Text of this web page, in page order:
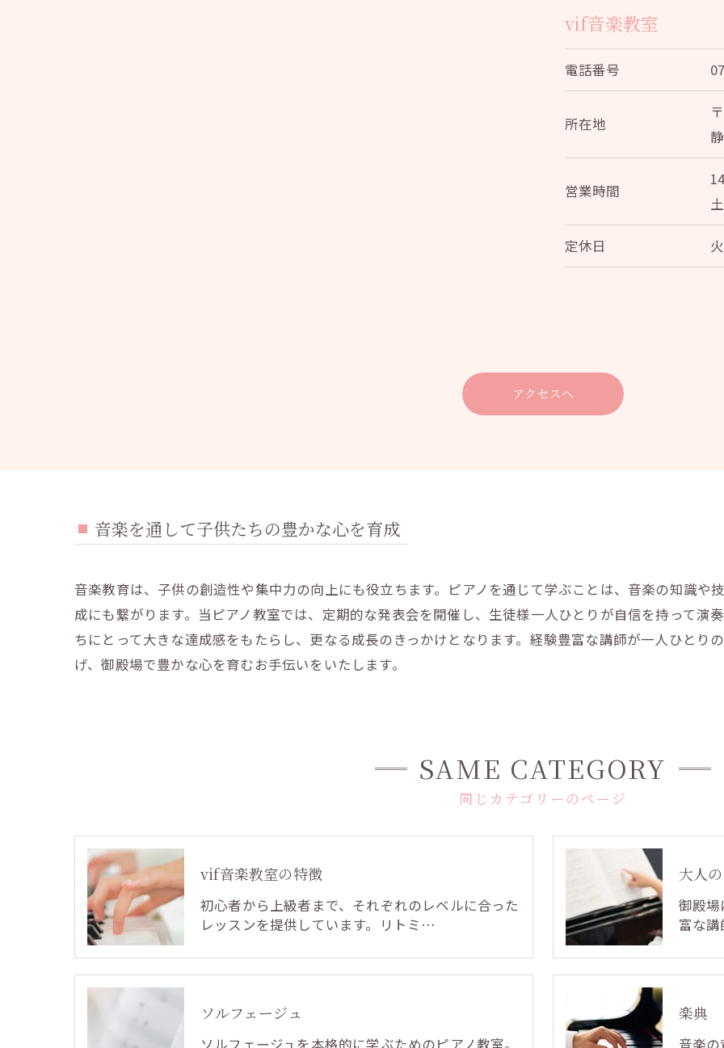
vif音楽教室
電話番号
所在地
営業時間
定休日
アクセスへ
音楽を通して子供たちの豊かな心を育成
音楽教育は、子供の創造性や集中力の向上にも役立ちます。ピアノを通じて学ぶことは、音楽の知識や
成にも繋がります。当ピアノ教室では、定期的な発表会を開催し、生徒様一人ひとりが自信を持って演
ちにとって大きな達成感をもたらし、更なる成長のきっかけとなります。経験豊富な講師が一人ひとり
げ、御殿場で豊かな心を育むお手伝いをいたします。
同じカテゴリーのページ
SAME CATEGORY
vif音楽教室の特徴
初心者から上級者まで、それぞれのレベルに合った
レッスンを提供しています。リトミ…
大人
御殿
富な
ソルフェージュ
ソルフェージュを本格的に学ぶためのピアノ教室。
楽典
音楽